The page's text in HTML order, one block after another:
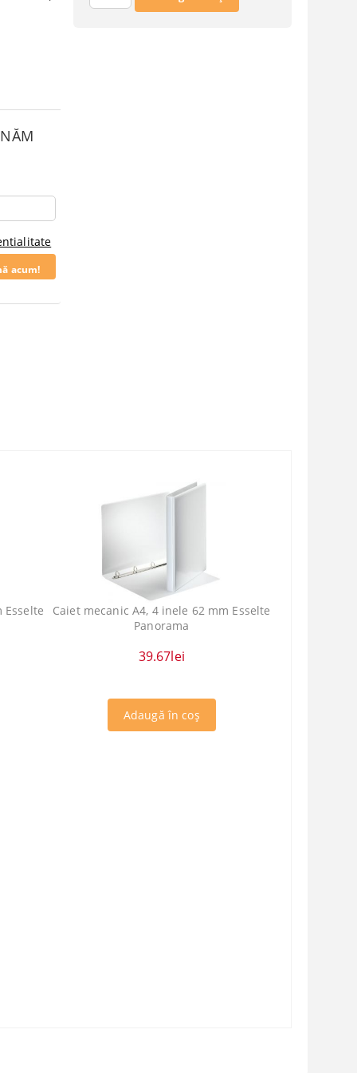
Esselte
Caiet mecanic A4, 4 inele 62 mm Esselte
Panorama
39.67lei